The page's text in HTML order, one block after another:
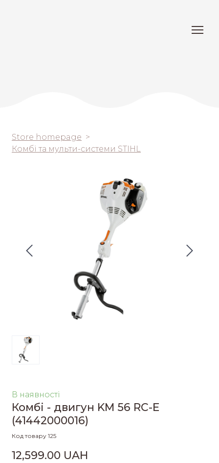
Store homepage
Комбі та мульти-системи STIHL
В наявності
Комбі - двигун KM 56 RC-E
(41442000016)
Код товару 125
12,599.00 UAH